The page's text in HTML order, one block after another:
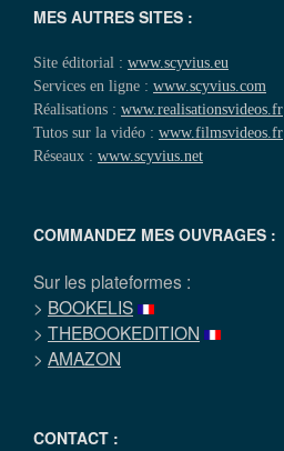
MES AUTRES SITES :
Site éditorial : www.scyvius.eu
Services en ligne : www.scyvius.com
Réalisations : www.realisationsvideos.fr
Tutos sur la vidéo : www.filmsvideos.fr
Réseaux : www.scyvius.net
COMMANDEZ MES OUVRAGES :
Sur les plateformes :
> BOOKELIS
> THEBOOKEDITION
> AMAZON
CONTACT :